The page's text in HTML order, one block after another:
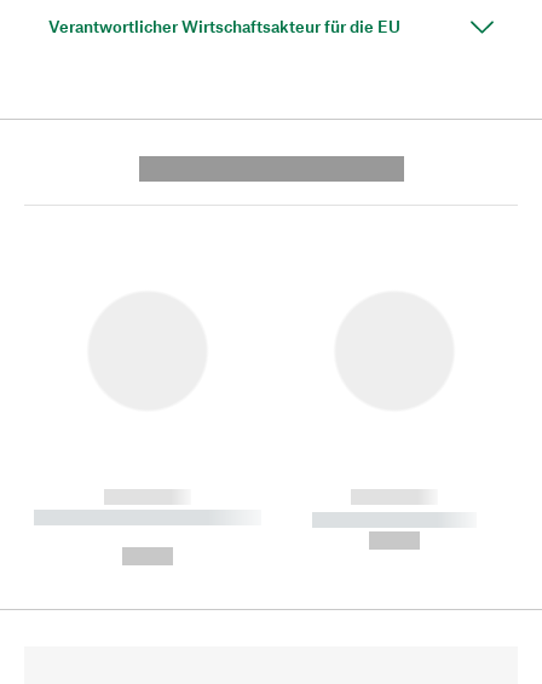
Verantwortlicher Wirtschaftsakteur für die EU
------------
----------- ----------- --------
------------
----------- -----------